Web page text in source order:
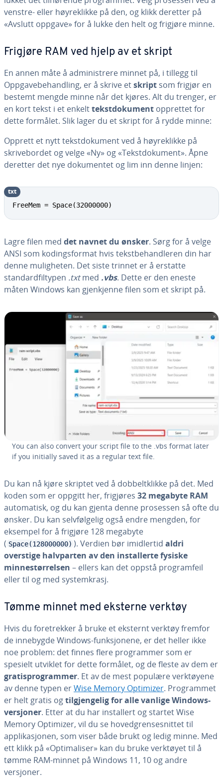
venstre- eller høyreklikke på den, og klikk deretter på
«Avslutt oppgave» for å lukke den helt og frigjøre minne.
Frigjøre RAM ved hjelp av et skript
En annen måte å administrere minnet på, i tillegg til
Oppgavebehandling, er å skrive etskript som frigjør en
bestemt mengde minne når det kjøres. Alt du trenger, er
en kort tekst i et enkelttekstdokument opprettet for
dette formålet. Slik lager du et skript for å rydde minne:
Opprett et nytt tekstdokument ved å høyreklikke på
skrivebordet og velge «Ny» og «Tekstdokument». Åpne
deretter det nye dokumentet og lim inn denne linjen:
FreeMem = Space(32000000)
txt
Lagre filen med det navnet du ønsker. Sørg for å velge
ANSI som kodingsformat hvis tekstbehandleren din har
denne muligheten. Det siste trinnet er å erstatte
standardfiltypen .txtmed .vbs. Dette er den eneste
måten Windows kan gjenkjenne filen som et skript på.
You can also convert your script file to the .vbs format later
if you initially saved it as a regular text file.
Du kan nå kjøre skriptet ved å dobbeltklikke på det. Med
koden som er oppgitt her, frigjøres 32 megabyte RAM
automatisk, og du kan gjenta denne prosessen så ofte du
ønsker. Du kan selvfølgelig også endre mengden, for
eksempel for å frigjøre 128 megabyte
( Space(128000000) ). Verdien bør imidlertid aldri
overstige halvparten av den installerte fysiske
minnestørrelsen – ellers kan det oppstå programfeil
eller til og med systemkrasj.
Tømme minnet med eksterne verktøy
Hvis du foretrekker å bruke et eksternt verktøy fremfor
de innebygde Windows-funksjonene, er det heller ikke
noe problem: det finnes flere programmer som er
spesielt utviklet for dette formålet, og de fleste av dem er
gratisprogrammer. Et av de mest populære verktøyene
av denne typen erWise Memory Optimizer. Programmet
er helt gratis ogtilgjengelig for alle vanlige Windows-
versjoner. Etter at du har installert og startet Wise
Memory Optimizer, vil du se hovedgrensesnittet til
applikasjonen, som viser både brukt og ledig minne. Med
ett klikk på «Optimaliser» kan du bruke verktøyet til å
tømme RAM-minnet på Windows 11, 10 og andre
versjoner.